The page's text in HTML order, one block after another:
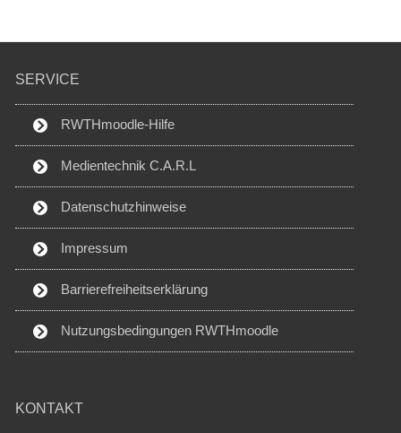
SERVICE
RWTHmoodle-Hilfe
Medientechnik C.A.R.L
Datenschutzhinweise
Impressum
Barrierefreiheitserklärung
Nutzungsbedingungen RWTHmoodle
KONTAKT